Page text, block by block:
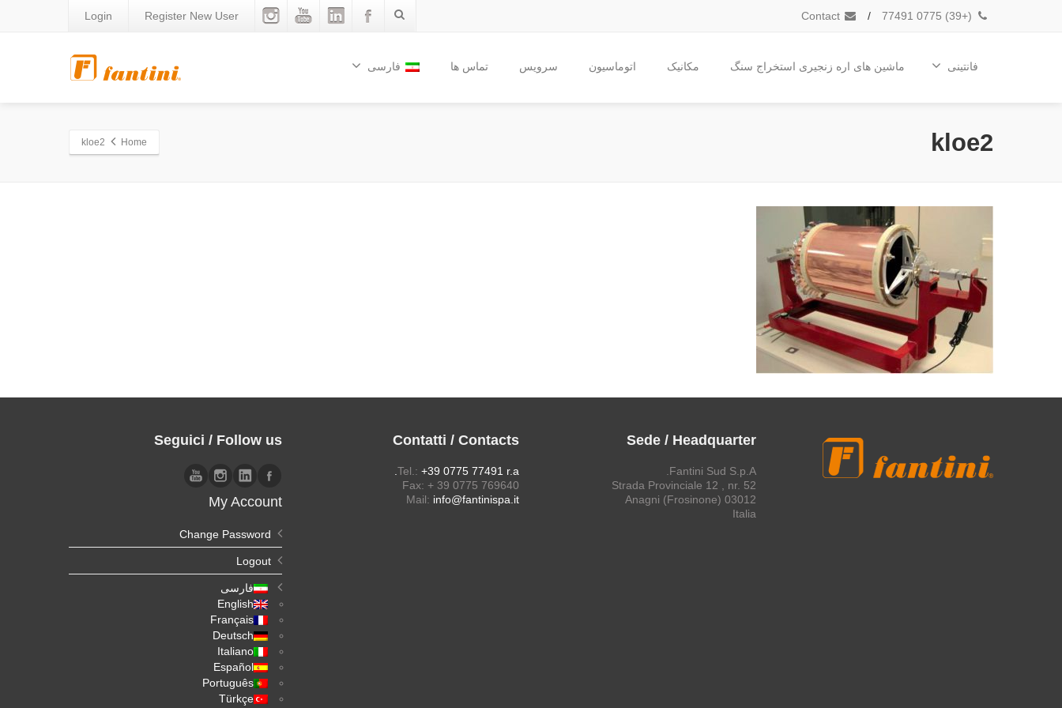
(+39) 0775 77491
/
Login Register New User
فانتینی ماشین های اره زنجیری استخراج سنگ مکانیک اتوماسیون سرویس تماس ها فارسی
kloe2
kloe2 Home
Seguici / Follow us
My Account
Change Password
Logout
فارسی
English
Français
Deutsch
Italiano
Español
Português
Türkçe
Contatti / Contacts
Tel.: +39 0775 77491 r.a.
Fax: + 39 0775 769640
Mail: info@fantinispa.it
Sede / Headquarter
Fantini Sud S.p.A.
Strada Provinciale 12 , nr. 52
03012 Anagni (Frosinone)
Italia